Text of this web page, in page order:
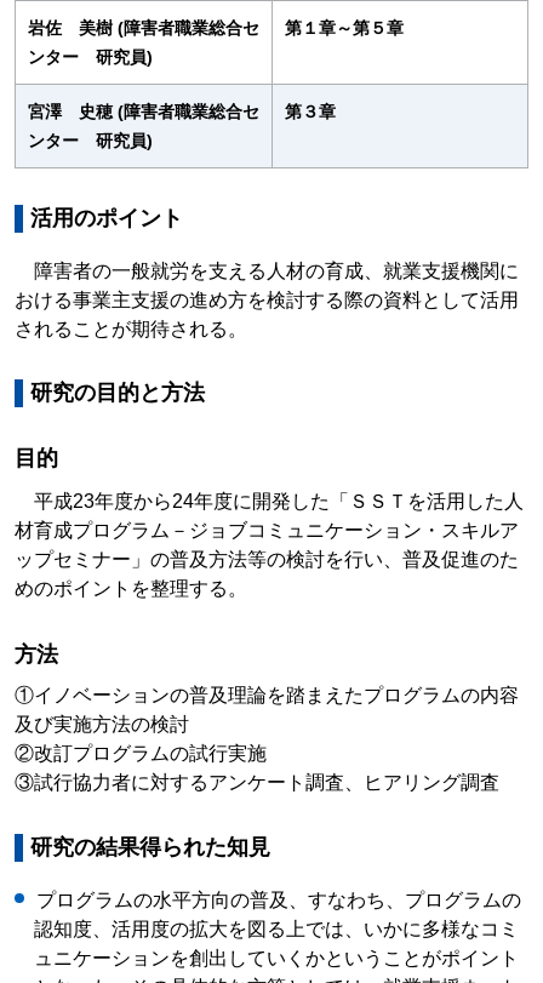
岩佐 美樹 (障害者職業総合セ
ンター 研究員)
第１章～第５章
宮澤 史穂 (障害者職業総合セ
ンター 研究員)
第３章
活用のポイント
障害者の一般就労を支える人材の育成、就業支援機関に
おける事業主支援の進め方を検討する際の資料として活用
されることが期待される。
研究の目的と方法
目的
平成23年度から24年度に開発した「ＳＳＴを活用した人
材育成プログラム－ジョブコミュニケーション・スキルア
ップセミナー」の普及方法等の検討を行い、普及促進のた
めのポイントを整理する。
方法
①イノベーションの普及理論を踏まえたプログラムの内容
及び実施方法の検討
②改訂プログラムの試行実施
③試行協力者に対するアンケート調査、ヒアリング調査
研究の結果得られた知見
プログラムの水平方向の普及、すなわち、プログラムの
認知度、活用度の拡大を図る上では、いかに多様なコミ
ュニケーションを創出していくかということがポイント